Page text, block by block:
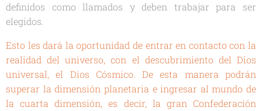
definidos como llamados y deben trabajar para ser
elegidos.
Esto les dará la oportunidad de entrar en contacto con la
realidad del universo, con el descubrimiento del Dios
universal, el Dios Cósmico. De esta manera podrán
superar la dimensión planetaria e ingresar al mundo de
la cuarta dimensión, es decir, la gran Confederación